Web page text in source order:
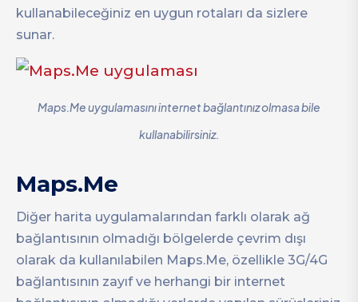
kullanabileceğiniz en uygun rotaları da sizlere
sunar.
Maps.Me uygulamasını internet bağlantınız olmasa bile
kullanabilirsiniz.
Maps.Me
Diğer harita uygulamalarından farklı olarak ağ
bağlantısının olmadığı bölgelerde çevrim dışı
olarak da kullanılabilen Maps.Me, özellikle 3G/4G
bağlantısının zayıf ve herhangi bir internet